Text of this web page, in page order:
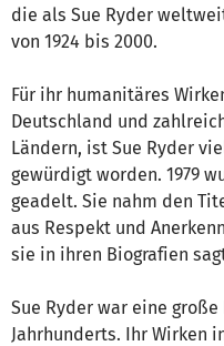
die als Sue Ryder
von 1924 bis 2000.
Für ihr humanitäres
Deutschland und
Ländern, ist Sue Ryder
gewürdigt worden. 1979
geadelt. Sie nahm den
aus Respekt und
sie in ihren Biografien
Sue Ryder war eine
Jahrhunderts. Ihr Wirken